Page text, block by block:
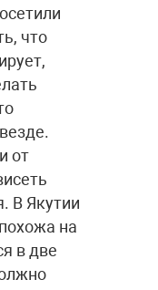
что
от
В Якутии
на
в две